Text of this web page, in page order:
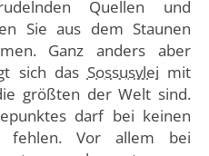
Quellen und
Sie aus dem Staunen
Ganz anders aber
sich das Sossusvlei mit
größten der Welt sind.
darf bei keinen
fehlen. Vor allem bei